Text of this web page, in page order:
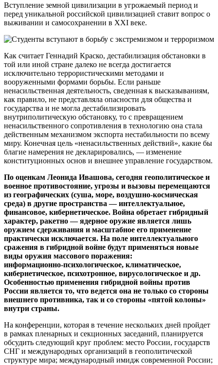
Вступление земной цивилизации в угрожаемый период и
перед уникальной российской цивилизацией ставит вопрос о
выживании и самосохранении в XXI веке.
Как считает Геннадий Краско, дестабилизация обстановки в
той или иной стране далеко не всегда достигается
исключительно террористическими методами и
вооруженными формами борьбы. Если раньше
ненасильственная деятельность, сведенная к высказываниям,
как правило, не представляла опасности для общества и
государства и не могла дестабилизировать
внутриполитическую обстановку, то с превращением
ненасильственного сопротивления в технологию она стала
действенным механизмом экспорта нестабильности по всему
миру. Конечная цель «ненасильственных действий», какие бы
благие намерения не декларировались, — изменение
конституционных основ и внешнее управление государством.
По оценкам Леонида Ивашова, сегодня геополитическое и
военное противостояние, угрозы и вызовы перемещаются
из географических (суша, море, воздушно-космическая
среда) в другие пространства — интеллектуальное,
финансовое, кибернетическое. Война обретает гибридный
характер, ракетно — ядерное оружие является лишь
оружием сдерживания и масштабное его применение
практически исключается. На поле интеллектуального
сражения в гибридной войне будут применяться новые
виды оружия массового поражения:
информационно-психологическое, климатическое,
кибернетическое, психотронное, вирусологическое и др.
Особенностью применения гибридной войны против
России является то, что ведется она не только со стороны
внешнего противника, так и со стороны «пятой колоны»
внутри страны.
На конференции, которая в течение нескольких дней пройдет
в рамках пленарных и секционных заседаний, планируется
обсудить следующий круг проблем: место России, государств
СНГ и международных организаций в геополитической
структуре мира; международный имидж современной России;